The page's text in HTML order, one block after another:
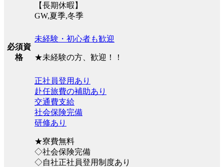
【長期休暇】
GW,夏季,冬季
必須資
格
未経験・初心者も歓迎
★未経験の方、歓迎！！
正社員登用あり
赴任旅費の補助あり
交通費支給
社会保険完備
研修あり
★寮費無料
◇社会保険完備
◇自社正社員登用制度あり